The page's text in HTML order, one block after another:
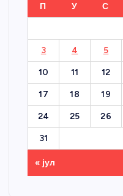
П У С
3 4 5
10 11 12
17 18 19
24 25 26
31
« јул